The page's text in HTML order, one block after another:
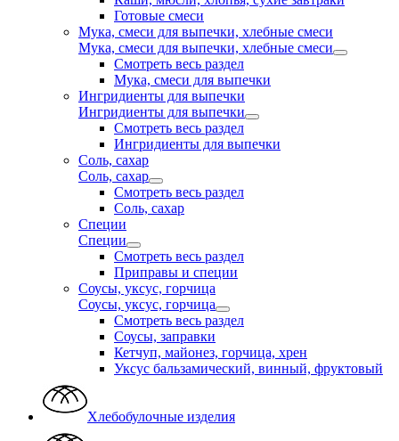
Готовые смеси
Мука, смеси для выпечки, хлебные смеси
Мука, смеси для выпечки, хлебные смеси
Смотреть весь раздел
Мука, смеси для выпечки
Ингридиенты для выпечки
Ингридиенты для выпечки
Смотреть весь раздел
Ингридиенты для выпечки
Соль, сахар
Соль, сахар
Смотреть весь раздел
Соль, сахар
Специи
Специи
Смотреть весь раздел
Приправы и специи
Соусы, уксус, горчица
Соусы, уксус, горчица
Смотреть весь раздел
Соусы, заправки
Кетчуп, майонез, горчица, хрен
Уксус бальзамический, винный, фруктовый
Хлебобулочные изделия